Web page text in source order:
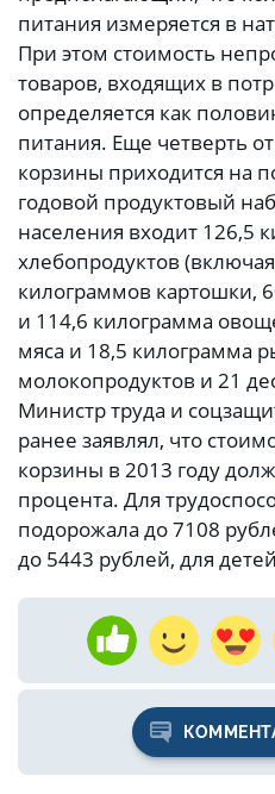
питания измеряется в
При этом стоимость
товаров, входящих в
определяется как
питания. Еще четверть
корзины приходится на
годовой продуктовый
населения входит 126,5
хлебопродуктов
килограммов картошки,
и 114,6 килограмма
мяса и 18,5 килограмма
молокопродуктов и 21
Министр труда и
ранее заявлял, что
корзины в 2013 году
процента. Для
подорожала до 7108
до 5443 рублей, для